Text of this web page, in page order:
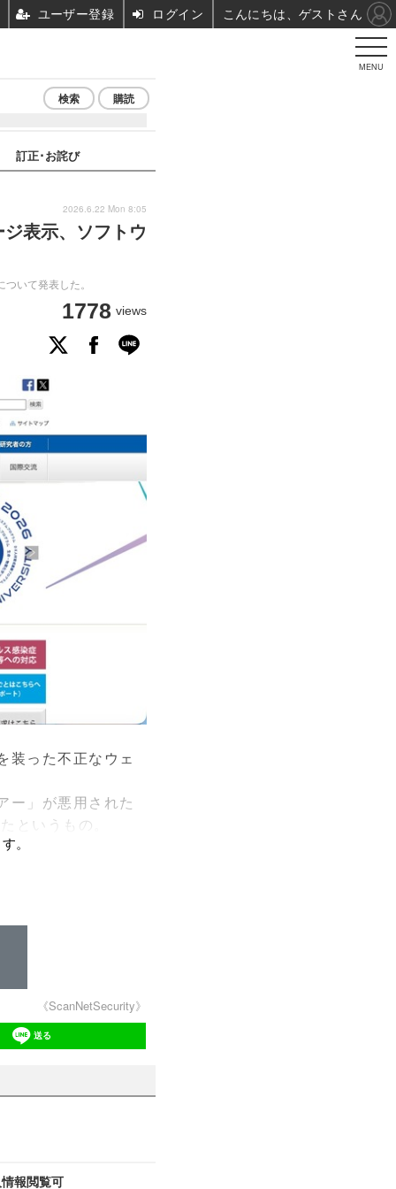
MENU
検索 購読
訂正･お詫び
表示、ソフトウ
いて発表した。
1778 views
2026.6.22 Mon 8:05
装った不正なウェ
ー」が悪用された
というもの。
。
《ScanNetSecurity》
送る
報閲覧可
ユーザー登録 ログイン こんにちは、ゲストさん